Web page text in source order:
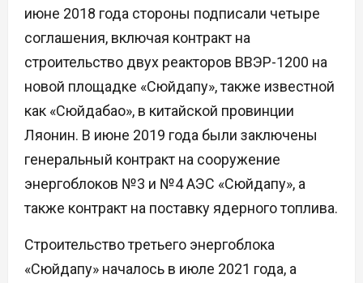
июне 2018 года стороны подписали четыре
соглашения, включая контракт на
строительство двух реакторов ВВЭР-1200 на
новой площадке «Сюйдапу», также известной
как «Сюйдабао», в китайской провинции
Ляонин. В июне 2019 года были заключены
генеральный контракт на сооружение
энергоблоков №3 и №4 АЭС «Сюйдапу», а
также контракт на поставку ядерного топлива.
Строительство третьего энергоблока
«Сюйдапу» началось в июле 2021 года, а